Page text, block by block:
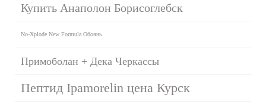
Купить Анаполон Борисоглебск
No-Xplode New Formula Обоянь
Примоболан + Дека Черкассы
Пептид Ipamorelin цена Курск